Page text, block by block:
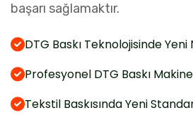
başarı sağlamaktır.
DTG Baskı Teknolojisinde
Profesyonel DTG Baskı
Tekstil Baskısında Yeni